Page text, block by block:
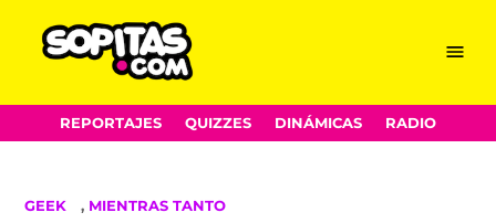
Skip
to
Menu
REPORTAJES QUIZZES DINÁMICAS RADIO
POSTED
GEEK , MIENTRAS TANTO